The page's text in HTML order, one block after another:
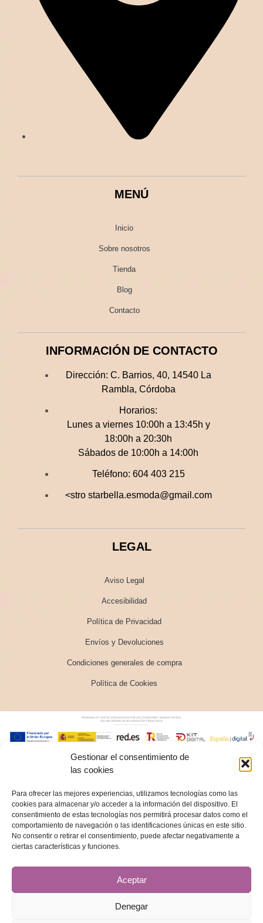
Gestionar el consentimiento de
las cookies
Para ofrecer las mejores experiencias, utilizamos tecnologías como las
cookies para almacenar y/o acceder a la información del dispositivo. El
consentimiento de estas tecnologías nos permitirá procesar datos como el
comportamiento de navegación o las identificaciones únicas en este sitio.
No consentir o retirar el consentimiento, puede afectar negativamente a
ciertas características y funciones.
Aceptar
Denegar
MENÚ
Inicio
Sobre nosotros
Tienda
Blog
Contacto
INFORMACIÓN DE CONTACTO
Dirección: C. Barrios, 40, 14540 La
Rambla, Córdoba
Horarios:
Lunes a viernes 10:00h a 13:45h y
18:00h a 20:30h
Sábados de 10:00h a 14:00h
Teléfono: 604 403 215
<stro starbella.esmoda@gmail.com
LEGAL
Aviso Legal
Accesibilidad
Política de Privacidad
Envíos y Devoluciones
Condiciones generales de compra
Política de Cookies